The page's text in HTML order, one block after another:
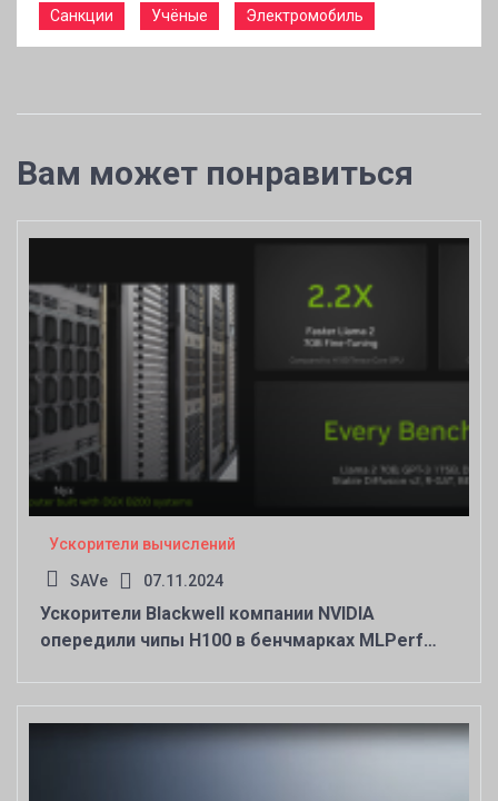
Санкции Учёные Электромобиль
Вам может понравиться
Ускорители вычислений
SAVe 07.11.2024
Ускорители Blackwell компании NVIDIA
опередили чипы H100 в бенчмарках MLPerf